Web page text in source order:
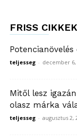
FRISS CIKKEK
teljesseg - december 6,
Mitől lesz
olasz márka
teljesseg - augusztus 2,